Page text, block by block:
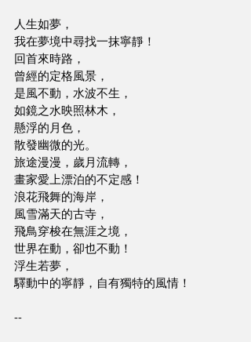
人生如夢，
我在夢境中尋找一抹寧靜！
回首來時路，
曾經的定格風景，
是風不動，水波不生，
如鏡之水映照林木，
懸浮的月色，
散發幽微的光。
旅途漫漫，歲月流轉，
畫家愛上漂泊的不定感！
浪花飛舞的海岸，
風雪滿天的古寺，
飛鳥穿梭在無涯之境，
世界在動，卻也不動！
浮生若夢，
驛動中的寧靜，自有獨特的風情！
--